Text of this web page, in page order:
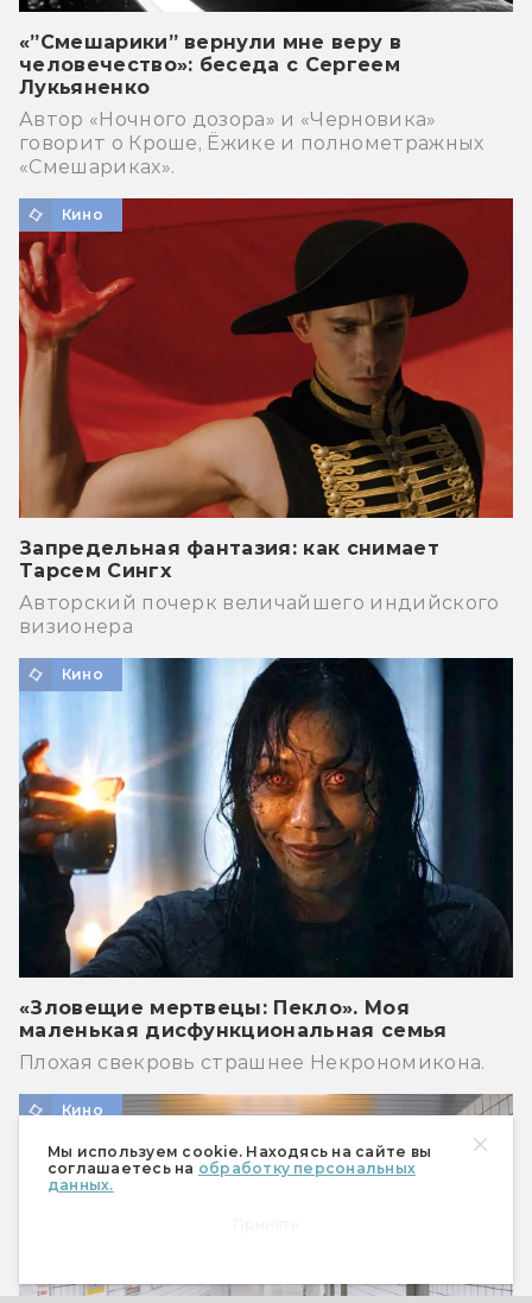
Мы используем cookie. Находясь на сайте вы
соглашаетесь на обработку персональных
данных.
«”Смешарики” вернули мне веру в
человечество»: беседа с Сергеем
Лукьяненко
Автор «Ночного дозора» и «Черновика»
говорит о Кроше, Ёжике и полнометражных
«Смешариках».
Кино
Запредельная фантазия: как снимает
Тарсем Сингх
Авторский почерк величайшего индийского
визионера
Кино
«Зловещие мертвецы: Пекло». Моя
маленькая дисфункциональная семья
Плохая свекровь страшнее Некрономикона.
Кино